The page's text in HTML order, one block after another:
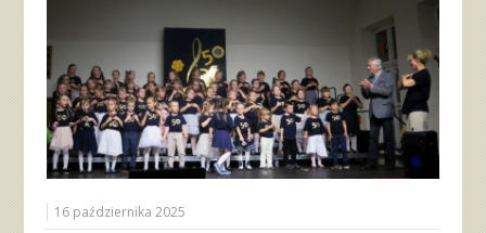
16 października 2025